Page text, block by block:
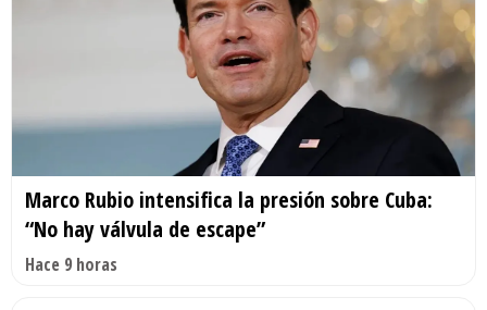
Marco Rubio intensifica la presión sobre Cuba:
“No hay válvula de escape”
Hace 9 horas